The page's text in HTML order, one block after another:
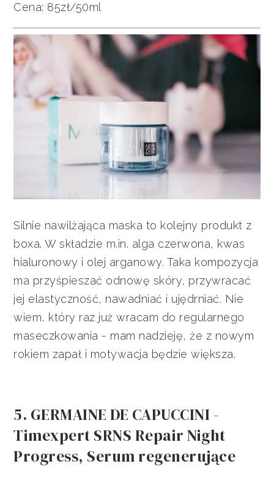
Cena: 85zł/50ml
Silnie nawilżająca maska to kolejny produkt z
boxa. W składzie m.in. alga czerwona, kwas
hialuronowy i olej arganowy. Taka kompozycja
ma przyśpieszać odnowę skóry, przywracać
jej elastyczność, nawadniać i ujędrniać. Nie
wiem, który raz już wracam do regularnego
maseczkowania - mam nadzieję, że z nowym
rokiem zapał i motywacja będzie większa.
5. GERMAINE DE CAPUCCINI -
Timexpert SRNS Repair Night
Progress, Serum regenerujące